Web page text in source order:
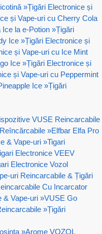
»Țigări Electronice și
și Vape-uri cu Cherry Cola
Ice la e-Potion »Țigări
Ice »Țigări Electronice și
și Vape-uri cu Ice Mint
Ice »Țigări Electronice și
și Vape-uri cu Peppermint
Ice »Țigări
VUSE Reincarcabile
»Elfbar Elfa Pro
& Vape-uri »Tigari
Electronice VEEV
Electronice Vozol
uri Reincarcabile & Țigări
Cu Incarcator
& Vape-uri »VUSE Go
»Țigări
»Arome VOZOL